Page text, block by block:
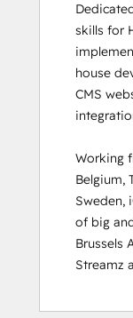
Inbound
Inbound
Inbound
Sales
Sales
Sales
skills for
house
CMS
Working
Belgium,
Sweden,
of big
Brussels
Streamz